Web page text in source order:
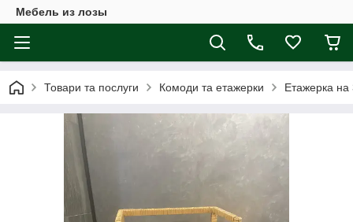
Мебель из лозы
Товари та послуги Комоди та етажерки Етажерка на